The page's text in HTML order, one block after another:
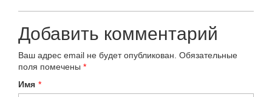
Добавить комментарий
Ваш адрес email не будет опубликован. Обязательные
поля помечены *
Имя *